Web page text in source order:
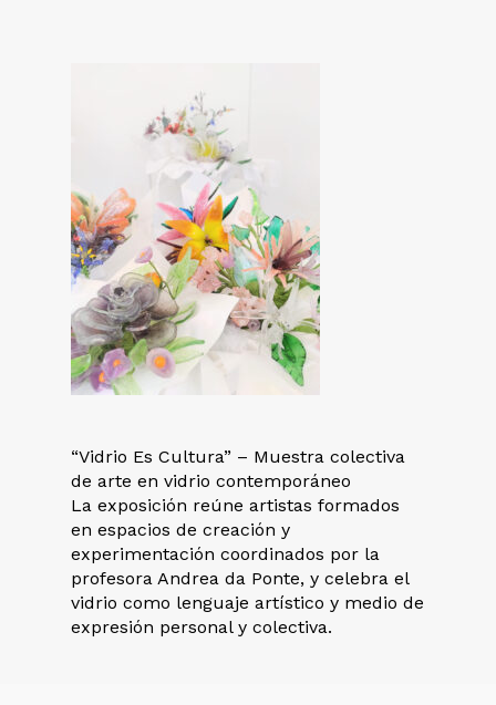
“Vidrio Es Cultura” – Muestra colectiva
de arte en vidrio contemporáneo
La exposición reúne artistas formados
en espacios de creación y
experimentación coordinados por la
profesora Andrea da Ponte, y celebra el
vidrio como lenguaje artístico y medio de
expresión personal y colectiva.